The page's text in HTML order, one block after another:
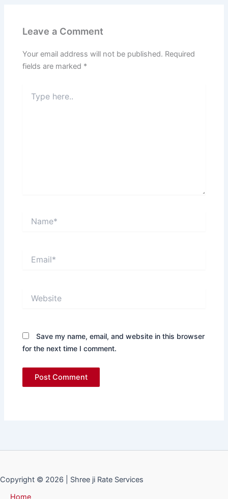
Leave a Comment
Your email address will not be published. Required
fields are marked *
here..
Save my name, email, and website in this browser
for the next time I comment.
Copyright © 2026 | Shree ji Rate Services
Home